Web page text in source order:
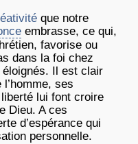
que notre
embrasse, ce qui,
favorise ou
dans la foi chez
éloignés. Il est clair
ses
lui font croire
Dieu. A ces
d’espérance qui
personnelle.